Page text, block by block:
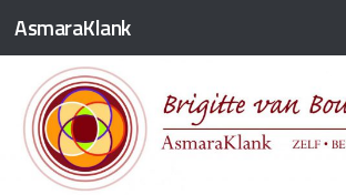
Doorgaan naar inhoud
AsmaraKlank